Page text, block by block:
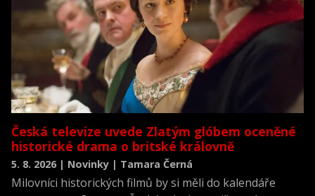
Česká televize uvede Zlatým glóbem oceněné
historické drama o britské královně
5. 8. 2026 | Novinky | Tamara Černá
Milovníci historických filmů by si měli do kalendáře